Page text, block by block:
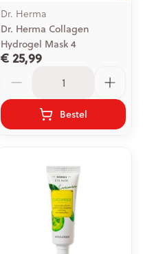
Dr. Herma
Dr. Herma Collagen
Hydrogel Mask 4
€ 25,99
Bestel